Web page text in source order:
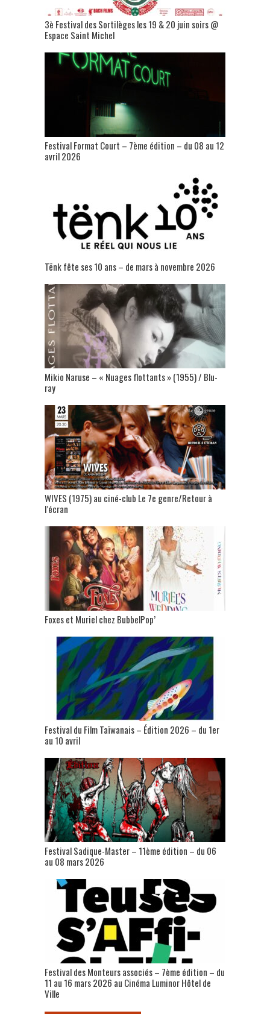
3è Festival des Sortilèges les 19 & 20 juin soirs @
Espace Saint Michel
Festival Format Court – 7ème édition – du 08 au 12
avril 2026
Tënk fête ses 10 ans – de mars à novembre 2026
Mikio Naruse – « Nuages flottants » (1955) / Blu-
ray
WIVES (1975) au ciné-club Le 7e genre/Retour à
l’écran
Foxes et Muriel chez BubbelPop’
Festival du Film Taïwanais – Édition 2026 – du 1er
au 10 avril
Festival Sadique-Master – 11ème édition – du 06
au 08 mars 2026
Festival des Monteurs associés – 7ème édition – du
11 au 16 mars 2026 au Cinéma Luminor Hôtel de
Ville